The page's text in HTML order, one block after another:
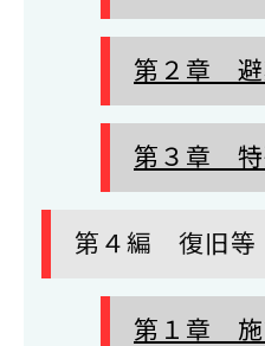
第２章 避
第３章 特
第４編 復旧等
第１章 施